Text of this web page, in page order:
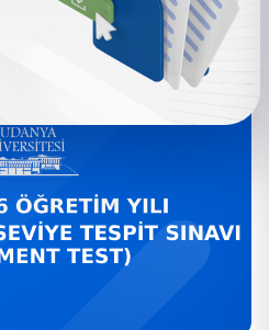
Test)